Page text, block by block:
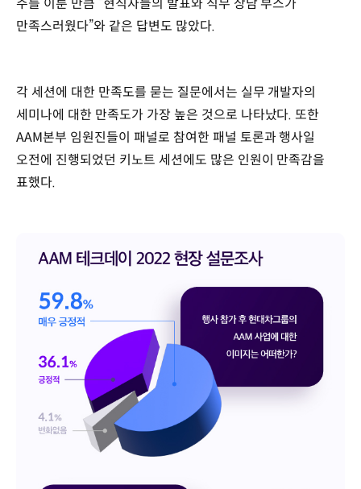
주를 이룬 만큼 “현직자들의 발표와 직무 상담 부스가
만족스러웠다”와 같은 답변도 많았다.
각 세션에 대한 만족도를 묻는 질문에서는 실무 개발자의
세미나에 대한 만족도가 가장 높은 것으로 나타났다. 또한
AAM본부 임원진들이 패널로 참여한 패널 토론과 행사일
오전에 진행되었던 키노트 세션에도 많은 인원이 만족감을
표했다.